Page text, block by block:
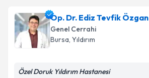
Op. Dr. Ediz Tevfik Özgan
Genel Cerrahi
Bursa, Yıldırım
Özel Doruk Yıldırım Hastanesi